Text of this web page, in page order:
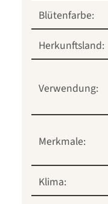
Blütenfarbe:
Herkunftsland:
Verwendung:
Merkmale:
Klima: